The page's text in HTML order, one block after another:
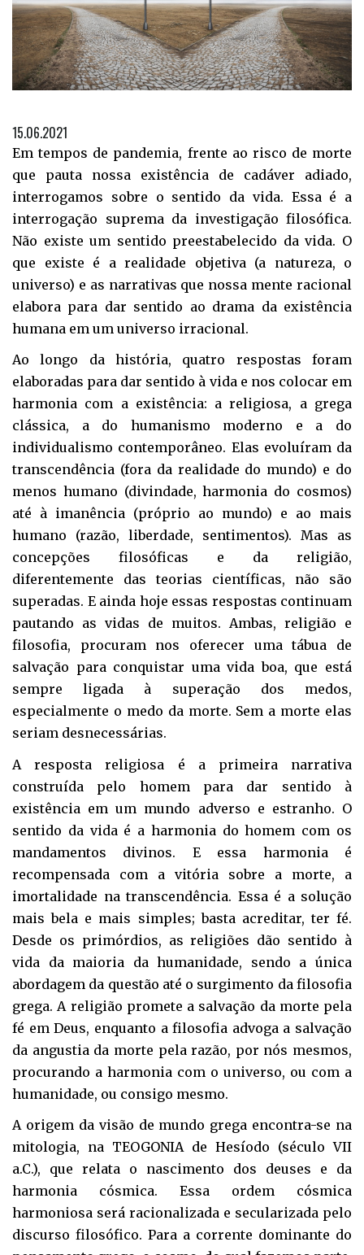
15.06.2021
Em tempos de pandemia, frente ao risco de morte
que pauta nossa existência de cadáver adiado,
interrogamos sobre o sentido da vida. Essa é a
interrogação suprema da investigação filosófica.
Não existe um sentido preestabelecido da vida. O
que existe é a realidade objetiva (a natureza, o
universo) e as narrativas que nossa mente racional
elabora para dar sentido ao drama da existência
humana em um universo irracional.
Ao longo da história, quatro respostas foram
elaboradas para dar sentido à vida e nos colocar em
harmonia com a existência: a religiosa, a grega
clássica, a do humanismo moderno e a do
individualismo contemporâneo. Elas evoluíram da
transcendência (fora da realidade do mundo) e do
menos humano (divindade, harmonia do cosmos)
até à imanência (próprio ao mundo) e ao mais
humano (razão, liberdade, sentimentos). Mas as
concepções filosóficas e da religião,
diferentemente das teorias científicas, não são
superadas. E ainda hoje essas respostas continuam
pautando as vidas de muitos. Ambas, religião e
filosofia, procuram nos oferecer uma tábua de
salvação para conquistar uma vida boa, que está
sempre ligada à superação dos medos,
especialmente o medo da morte. Sem a morte elas
seriam desnecessárias.
A resposta religiosa é a primeira narrativa
construída pelo homem para dar sentido à
existência em um mundo adverso e estranho. O
sentido da vida é a harmonia do homem com os
mandamentos divinos. E essa harmonia é
recompensada com a vitória sobre a morte, a
imortalidade na transcendência. Essa é a solução
mais bela e mais simples; basta acreditar, ter fé.
Desde os primórdios, as religiões dão sentido à
vida da maioria da humanidade, sendo a única
abordagem da questão até o surgimento da filosofia
grega. A religião promete a salvação da morte pela
fé em Deus, enquanto a filosofia advoga a salvação
da angustia da morte pela razão, por nós mesmos,
procurando a harmonia com o universo, ou com a
humanidade, ou consigo mesmo.
A origem da visão de mundo grega encontra-se na
mitologia, na TEOGONIA de Hesíodo (século VII
a.C.), que relata o nascimento dos deuses e da
harmonia cósmica. Essa ordem cósmica
harmoniosa será racionalizada e secularizada pelo
discurso filosófico. Para a corrente dominante do